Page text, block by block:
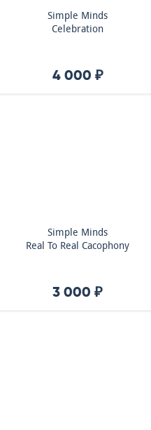
Simple Minds
Celebration
4 000 ₽
Simple Minds
Real To Real Cacophony
3 000 ₽